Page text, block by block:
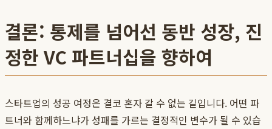
결론: 통제를 넘어선 동반 성장, 진
정한 VC 파트너십을 향하여
스타트업의 성공 여정은 결코 혼자 갈 수 없는 길입니다. 어떤 파
트너와 함께하느냐가 성패를 가르는 결정적인 변수가 될 수 있습